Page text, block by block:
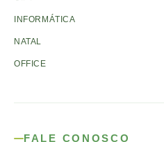
INFORMÁTICA
NATAL
OFFICE
FALE CONOSCO